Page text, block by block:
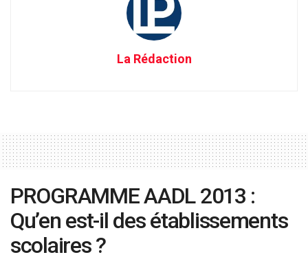
La Rédaction
PROGRAMME AADL 2013 :
Qu’en est-il des établissements
scolaires ?